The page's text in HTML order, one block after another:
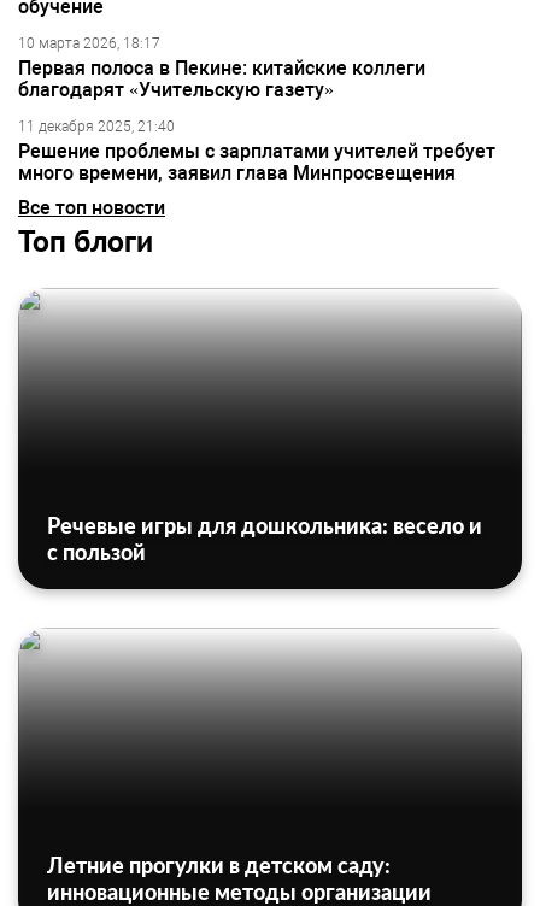
обучение
10 марта 2026, 18:17
Первая полоса в Пекине: китайские коллеги
благодарят «Учительскую газету»
11 декабря 2025, 21:40
Решение проблемы с зарплатами учителей требует
много времени, заявил глава Минпросвещения
Все топ новости
Топ блоги
Речевые игры для дошкольника: весело и
с пользой
Летние прогулки в детском саду:
инновационные методы организации